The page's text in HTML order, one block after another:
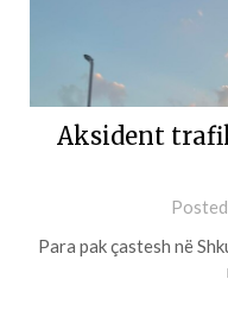
Aksident
Para pak çastesh në